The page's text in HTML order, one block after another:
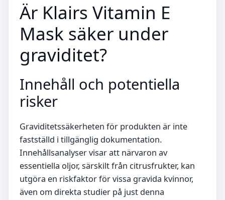
Är Klairs Vitamin E
Mask säker under
graviditet?
Innehåll och potentiella
risker
Graviditetssäkerheten för produkten är inte
fastställd i tillgänglig dokumentation.
Innehållsanalyser visar att närvaron av
essentiella oljor, särskilt från citrusfrukter, kan
utgöra en riskfaktor för vissa gravida kvinnor,
även om direkta studier på just denna